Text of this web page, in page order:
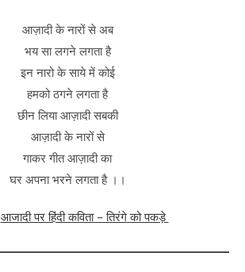
आज़ादी के नारों से अब
भय सा लगने लगता है
इन नारो के साये में कोई
हमको ठगने लगता है
छीन लिया आज़ादी सबकी
आज़ादी के नारों से
गाकर गीत आज़ादी का
घर अपना भरने लगता है ।।
आजादी पर हिंदी कविता – तिरंगे को पकड़े